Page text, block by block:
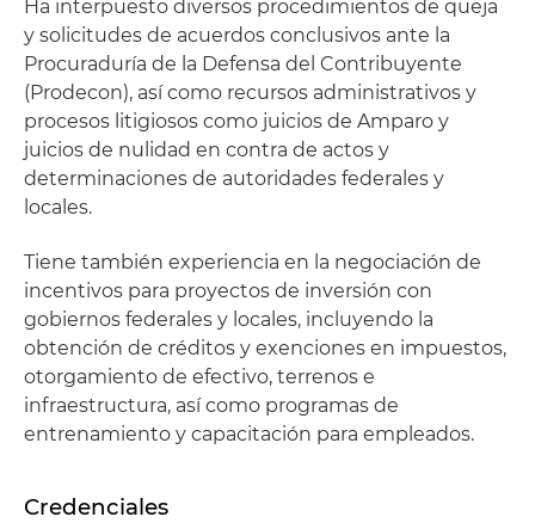
Ha interpuesto diversos procedimientos de queja
y solicitudes de acuerdos conclusivos ante la
Procuraduría de la Defensa del Contribuyente
(Prodecon), así como recursos administrativos y
procesos litigiosos como juicios de Amparo y
juicios de nulidad en contra de actos y
determinaciones de autoridades federales y
locales.
Tiene también experiencia en la negociación de
incentivos para proyectos de inversión con
gobiernos federales y locales, incluyendo la
obtención de créditos y exenciones en impuestos,
otorgamiento de efectivo, terrenos e
infraestructura, así como programas de
entrenamiento y capacitación para empleados.
Credenciales